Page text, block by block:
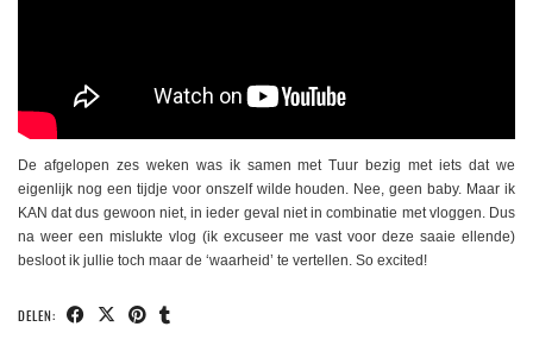
De afgelopen zes weken was ik samen met Tuur bezig met iets dat we
eigenlijk nog een tijdje voor onszelf wilde houden. Nee, geen baby. Maar ik
KAN dat dus gewoon niet, in ieder geval niet in combinatie met vloggen. Dus
na weer een mislukte vlog (ik excuseer me vast voor deze saaie ellende)
besloot ik jullie toch maar de ‘waarheid’ te vertellen. So excited!
DELEN: